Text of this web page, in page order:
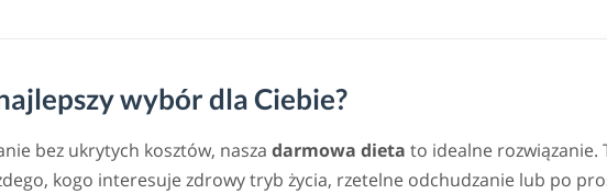
wybór dla Ciebie?
bez ukrytych kosztów, nasza darmowa dieta to idealne rozwiązanie.
kogo interesuje zdrowy tryb życia, rzetelne odchudzanie lub po